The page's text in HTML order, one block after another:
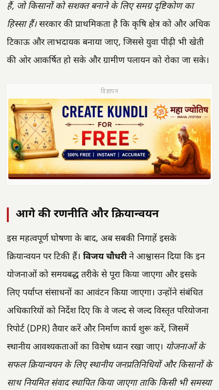
हैं, जो किसानों को सशक्त बनाने के लिए समग्र दृष्टिकोण का
हिस्सा हैं।सरकार की प्राथमिकता है कि कृषि क्षेत्र को और अधिक
टिकाऊ और लाभदायक बनाया जाए, जिससे युवा पीढ़ी भी खेती
की ओर आकर्षित हो सके और ग्रामीण पलायन को रोका जा सके।
विज्ञापन
आगे की रणनीति और क्रियान्वयन
इस महत्वपूर्ण घोषणा के बाद, अब सबकी निगाहें इसके
क्रियान्वयन पर टिकी हैं। विजय चौधरीने आश्वासन दिया कि इन
योजनाओं को समयबद्ध तरीके से पूरा किया जाएगा और इसके
लिए पर्याप्त संसाधनों का आवंटन किया जाएगा। उन्होंने संबंधित
अधिकारियों को निर्देश दिए कि वे जल्द से जल्द विस्तृत परियोजना
रिपोर्ट (DPR) तैयार करें और निर्माण कार्य शुरू करें, जिसमें
स्थानीय आवश्यकताओं का विशेष ध्यान रखा जाए। योजनाओं के
सफल क्रियान्वयन के लिए स्थानीय जनप्रतिनिधियों और किसानों के
साथ नियमित संवाद स्थापित किया जाएगा ताकि किसी भी समस्या